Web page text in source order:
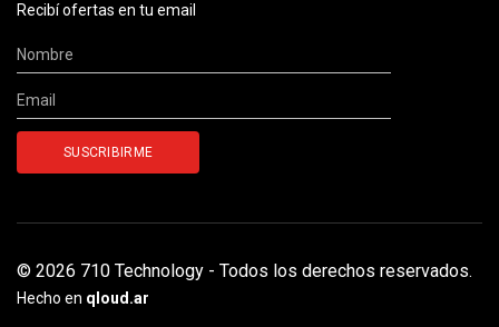
Recibí ofertas en tu email
© 2026 710 Technology - Todos los derechos reservados.
Hecho en qloud.ar